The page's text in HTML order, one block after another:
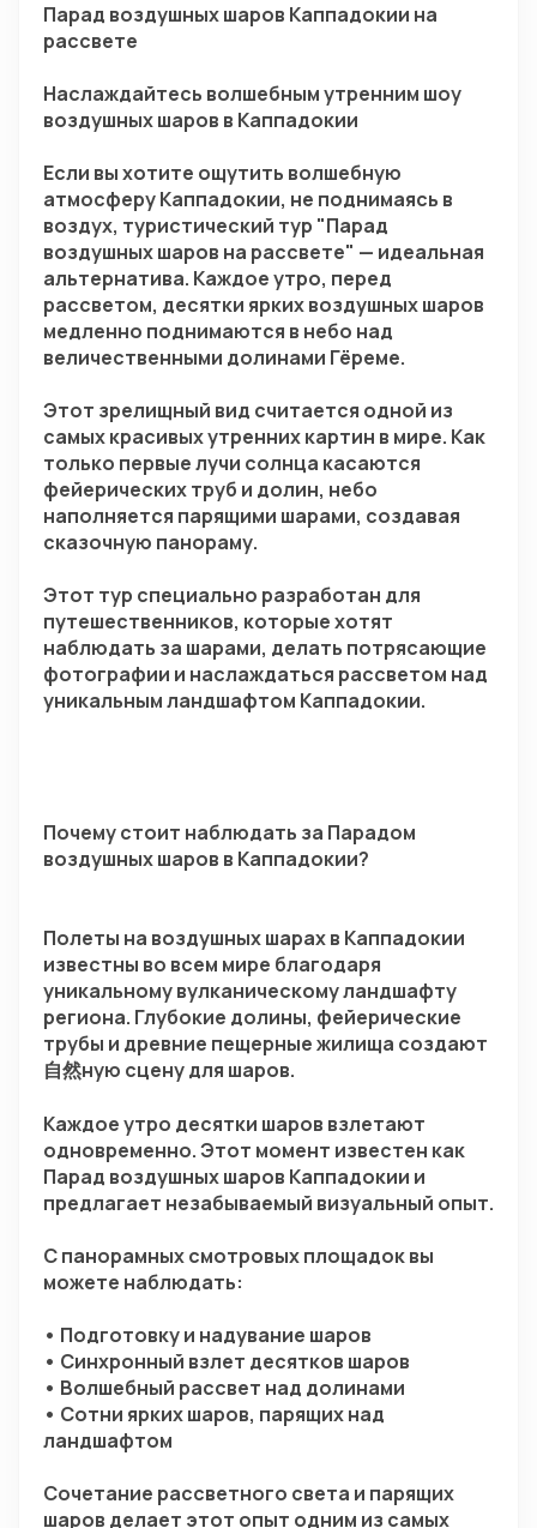
Парад воздушных шаров Каппадокии на
рассвете
Наслаждайтесь волшебным утренним шоу
воздушных шаров в Каппадокии
Если вы хотите ощутить волшебную
атмосферу Каппадокии, не поднимаясь в
воздух, туристический тур "Парад
воздушных шаров на рассвете" — идеальная
альтернатива. Каждое утро, перед
рассветом, десятки ярких воздушных шаров
медленно поднимаются в небо над
величественными долинами Гёреме.
Этот зрелищный вид считается одной из
самых красивых утренних картин в мире. Как
только первые лучи солнца касаются
фейерических труб и долин, небо
наполняется парящими шарами, создавая
сказочную панораму.
Этот тур специально разработан для
путешественников, которые хотят
наблюдать за шарами, делать потрясающие
фотографии и наслаждаться рассветом над
уникальным ландшафтом Каппадокии.
Почему стоит наблюдать за Парадом
воздушных шаров в Каппадокии?
Полеты на воздушных шарах в Каппадокии
известны во всем мире благодаря
уникальному вулканическому ландшафту
региона. Глубокие долины, фейерические
трубы и древние пещерные жилища создают
自然ную сцену для шаров.
Каждое утро десятки шаров взлетают
одновременно. Этот момент известен как
Парад воздушных шаров Каппадокии и
предлагает незабываемый визуальный опыт.
С панорамных смотровых площадок вы
можете наблюдать:
• Подготовку и надувание шаров
• Синхронный взлет десятков шаров
• Волшебный рассвет над долинами
• Сотни ярких шаров, парящих над
ландшафтом
Сочетание рассветного света и парящих
шаров делает этот опыт одним из самых